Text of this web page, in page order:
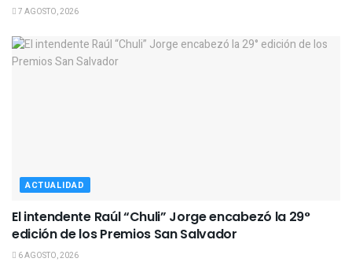
7 AGOSTO, 2026
ACTUALIDAD
El intendente Raúl “Chuli” Jorge encabezó la 29°
edición de los Premios San Salvador
6 AGOSTO, 2026